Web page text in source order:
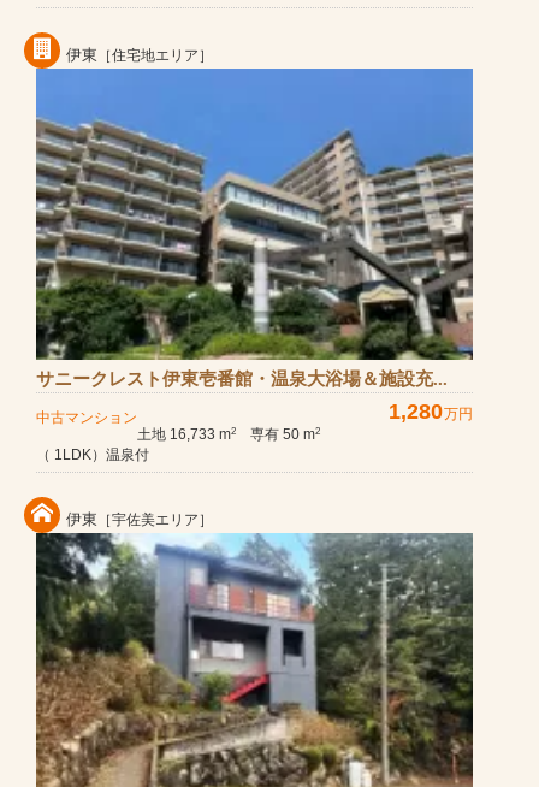
伊東 ［住宅地エリア］
サニークレスト伊東壱番館・温泉大浴場＆施設充...
中古マンション 1,280万円
土地 16,733 m2 専有 50 m2
（ 1LDK）温泉付
伊東 ［宇佐美エリア］